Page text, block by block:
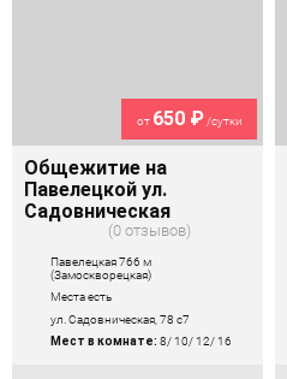
от 650 ₽/сутки
Общежитие на
Павелецкой ул.
Садовническая
0 отзывов
Павелецкая 766 м
(Замоскворецкая)
Места есть
ул. Садовническая, 78 с7
Мест в комнате: 8/ 10/ 12/ 16